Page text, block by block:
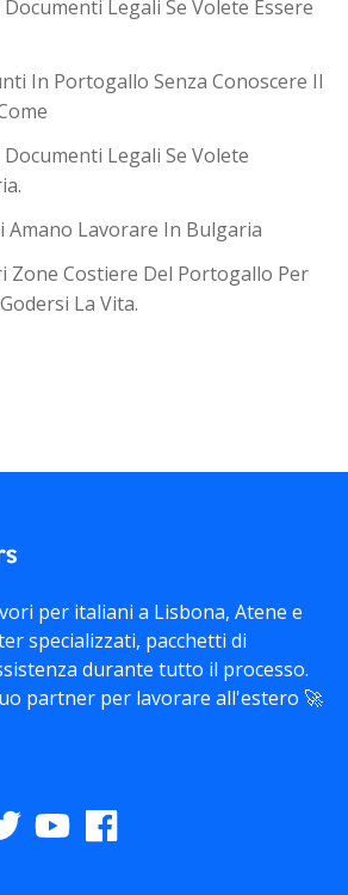
Legali Se Volete Essere
In Portogallo Senza Conoscere Il
Legali Se Volete
Amano Lavorare In Bulgaria
Zone Costiere Del Portogallo Per
La Vita.
per italiani a Lisbona, Atene e
specializzati, pacchetti di
durante tutto il processo.
partner per lavorare all'estero 🚀